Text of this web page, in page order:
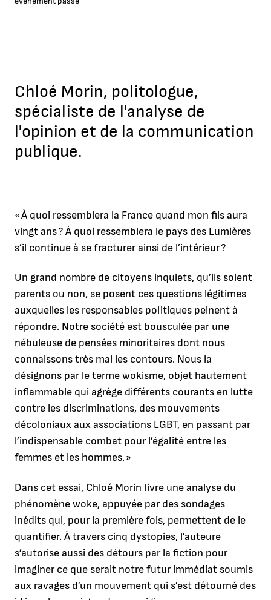
Chloé Morin, politologue,
spécialiste de l'analyse de
l'opinion et de la communication
publique.
« À quoi ressemblera la France quand mon fils aura
vingt ans ? À quoi ressemblera le pays des Lumières
s’il continue à se fracturer ainsi de l’intérieur ?
Un grand nombre de citoyens inquiets, qu’ils soient
parents ou non, se posent ces questions légitimes
auxquelles les responsables politiques peinent à
répondre. Notre société est bousculée par une
nébuleuse de pensées minoritaires dont nous
connaissons très mal les contours. Nous la
désignons par le terme wokisme, objet hautement
inflammable qui agrège différents courants en lutte
contre les discriminations, des mouvements
décoloniaux aux associations LGBT, en passant par
l’indispensable combat pour l’égalité entre les
femmes et les hommes. »
Dans cet essai, Chloé Morin livre une analyse du
phénomène woke, appuyée par des sondages
inédits qui, pour la première fois, permettent de le
quantifier. À travers cinq dystopies, l’auteure
s’autorise aussi des détours par la fiction pour
imaginer ce que serait notre futur immédiat soumis
aux ravages d’un mouvement qui s’est détourné des